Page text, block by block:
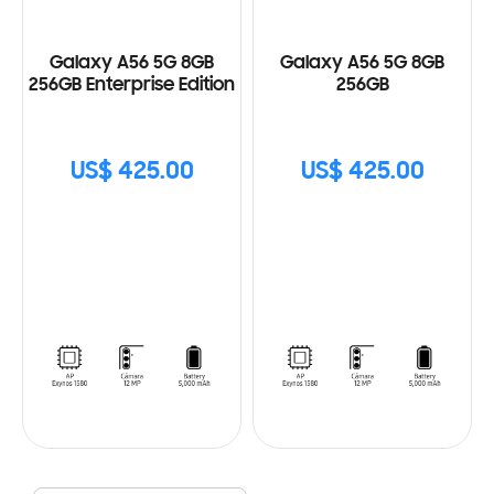
Galaxy A56 5G 8GB
256GB Enterprise Edition
US$ 425.00
Galaxy A56 5G 8GB
256GB
US$ 425.00